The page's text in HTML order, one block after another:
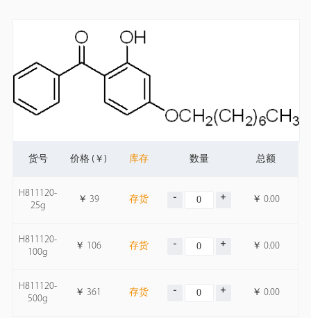
货号 价格 (￥) 库存 数量 总额
H811120-
25g
￥ 39 存货 ￥ 0.00
H811120-
100g
￥ 106 存货 ￥ 0.00
H811120-
500g
￥361 存货 ￥ 0.00